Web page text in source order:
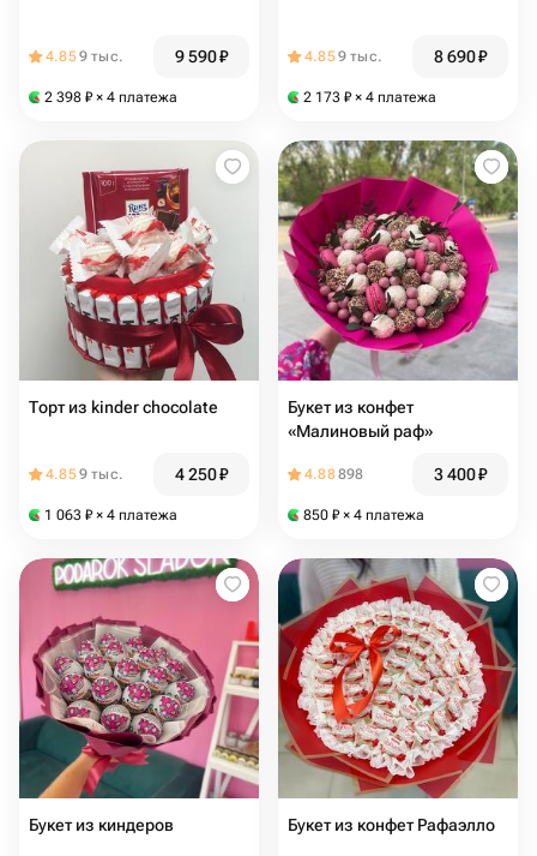
4.859 тыс. 9 590₽
2 398 ₽ × 4 платежа
4.859 тыс. 8 690₽
2 173 ₽ × 4 платежа
Торт из kinder chocolate
4.859 тыс. 4 250₽
1 063 ₽ × 4 платежа
Букет из конфет
«Малиновый раф»
4.88898 3 400₽
850 ₽ × 4 платежа
Букет из киндеров Букет из конфет Рафаэлло